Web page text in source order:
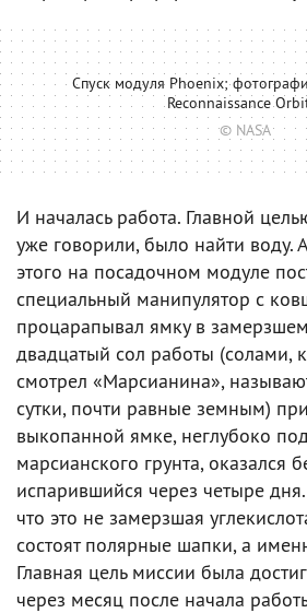
Спуск модуля Phoenix;
Reconnaissance
© NASA
И началась работа. Главной
уже говорили, было найти воду.
этого на посадочном модуле
специальный манипулятор с
процарапывал ямку в
двадцатый сол работы (солами,
смотрел «Марсианина»,
сутки, почти равные земным)
выкопанной ямке, неглубоко
марсианского грунта, оказался
испарившийся через четыре
что это не замерзшая
состоят полярные шапки, а
Главная цель миссии была
через месяц после начала